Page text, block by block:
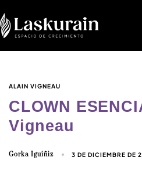
ALAIN VIGNEAU
CLOWN
Vigneau
Gorka Iguiñiz 3 DE DICIEMBRE DE